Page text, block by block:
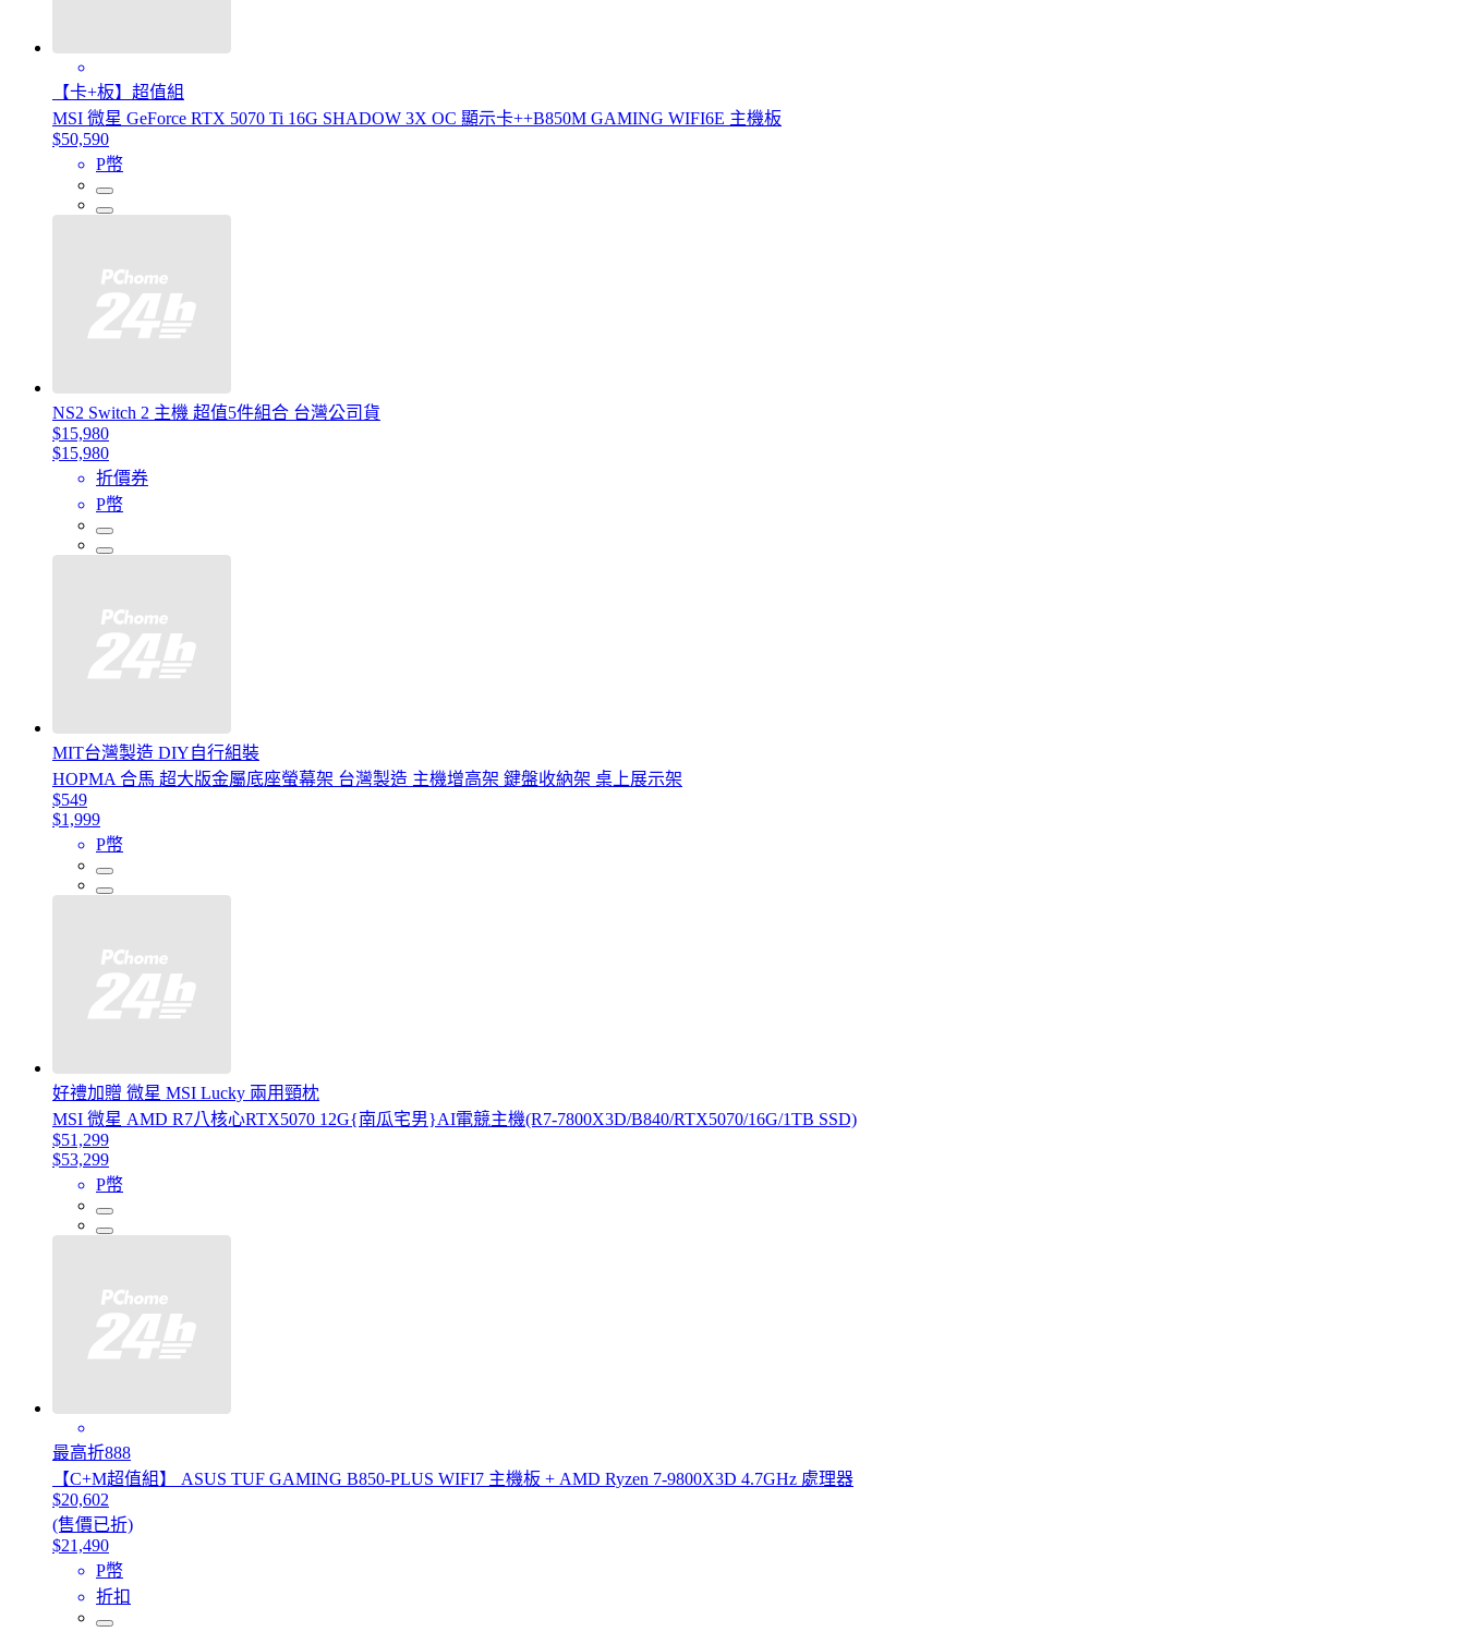
【卡+板】超值組
MSI 微星 GeForce RTX 5070 Ti 16G SHADOW 3X OC 顯示卡++B850M GAMING WIFI6E 主機板
$50,590
P幣
NS2 Switch 2 主機 超值5件組合 台灣公司貨
$15,980
$15,980
折價券
P幣
MIT台灣製造 DIY自行組裝
HOPMA 合馬 超大版金屬底座螢幕架 台灣製造 主機增高架 鍵盤收納架 桌上展示架
$549
$1,999
P幣
好禮加贈 微星 MSI Lucky 兩用頸枕
MSI 微星 AMD R7八核心RTX5070 12G{南瓜宅男}AI電競主機(R7-7800X3D/B840/RTX5070/16G/1TB SSD)
$51,299
$53,299
P幣
最高折888
【C+M超值組】 ASUS TUF GAMING B850-PLUS WIFI7 主機板 + AMD Ryzen 7-9800X3D 4.7GHz 處理器
$20,602
(售價已折)
$21,490
P幣
折扣